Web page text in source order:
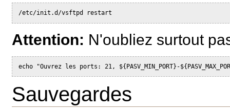
/etc/init.d/vsftpd restart
Attention: N'oubliez surtout
Sauvegardes